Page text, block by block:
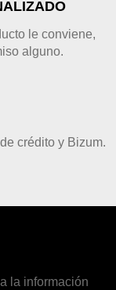
le conviene,
alguno.
crédito y Bizum.
la información